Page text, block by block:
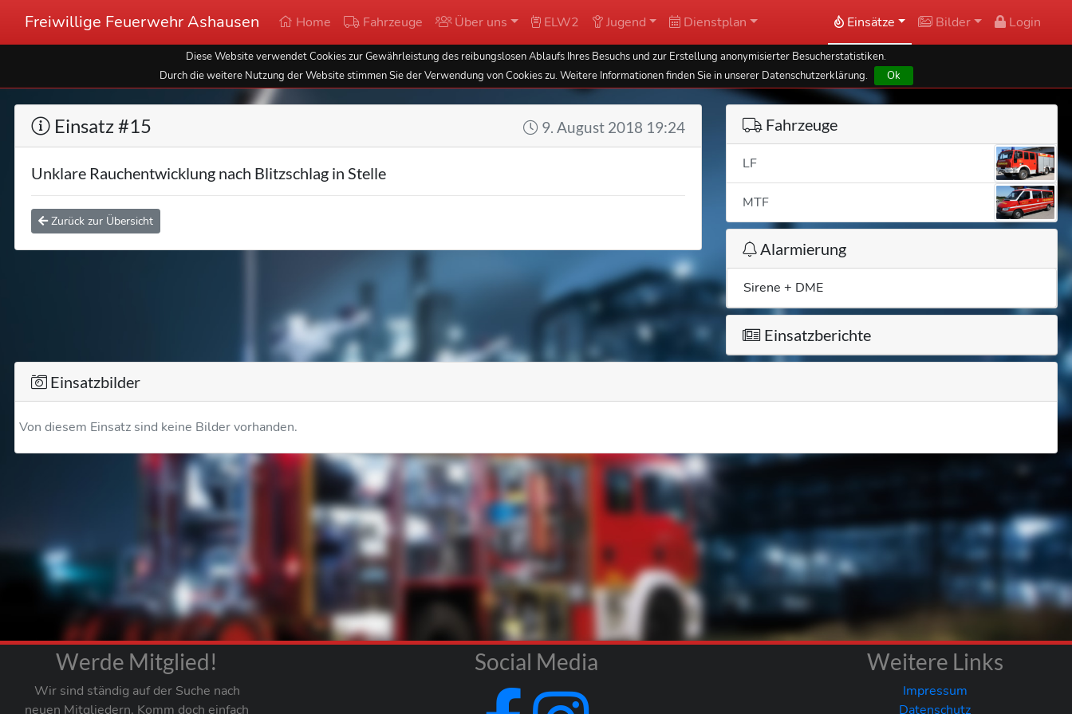
Freiwillige Feuerwehr Ashausen Home Fahrzeuge Über uns ELW2 Jugend Dienstplan Einsätze Bilder Login
Diese Website verwendet Cookies zur Gewährleistung des reibungslosen Ablaufs Ihres Besuchs und zur Erstellung anonymisierter Besucherstatistiken.
Durch die weitere Nutzung der Website stimmen Sie der Verwendung von Cookies zu. Weitere Informationen finden Sie in unserer Datenschutzerklärung.
Ok
Einsatz #15 9. August 2018 19:24
Unklare Rauchentwicklung nach Blitzschlag in Stelle
Zurück zur Übersicht
Fahrzeuge
LF
MTF
Alarmierung
Sirene + DME
Einsatzberichte
Einsatzbilder
Von diesem Einsatz sind keine Bilder vorhanden.
Werde Mitglied!
Wir sind ständig auf der Suche nach
neuen Mitgliedern. Komm doch einfach
Social Media Weitere Links
Impressum
Datenschutz